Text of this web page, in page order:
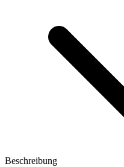
Beschreibung